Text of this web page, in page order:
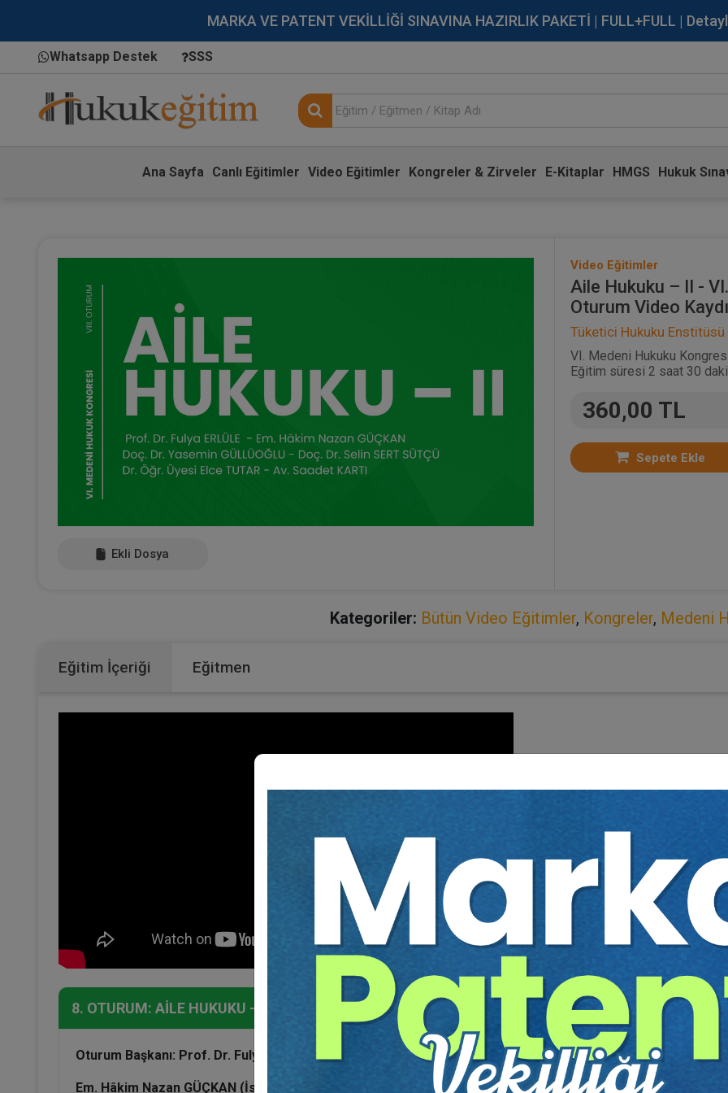
MARKA VE PATENT VEKİLLİĞİ SINAVINA HAZIRLIK PAKETİ | FULL+FULL |
Whatsapp Destek SSS
Ana Sayfa Canlı Eğitimler Video Eğitimler Kongreler & Zirveler E-Kitaplar HMGS Hukuk
Ekli Dosya
Video Eğitimler
Aile Hukuku – II -
Oturum Video Kaydı
Tüketici Hukuku Enstitüsü
VI. Medeni Hukuku
Eğitim süresi 2 saat 30
360,00 TL
Sepete Ekle
Kategoriler: Bütün Video Eğitimler, Kongreler, Medeni
Eğitim İçeriği Eğitmen
8. OTURUM: AİLE HUKUKU - II
Oturum Başkanı: Prof. Dr. Fulya ERLÜLE
Em. Hâkim Nazan GÜÇKAN (İst. BAM 11. HD. E. Üyesi): Mehir Alacağı